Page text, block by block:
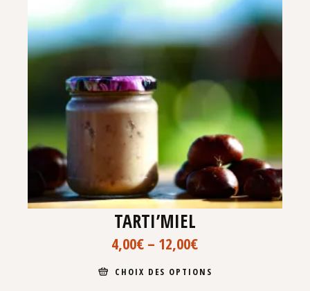
TARTI’MIEL
4,00€ – 12,00€
CHOIX DES OPTIONS